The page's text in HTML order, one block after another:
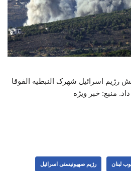
رژیم اسرائیل شهرک النبطیه‌ الفوقا
منبع: خبر ویژه
لبنان رژیم صهیونیستی اسرائیل